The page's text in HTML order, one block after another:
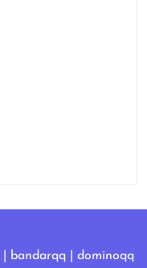
bandarqq
dominoqq